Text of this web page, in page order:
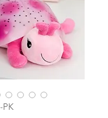
PK